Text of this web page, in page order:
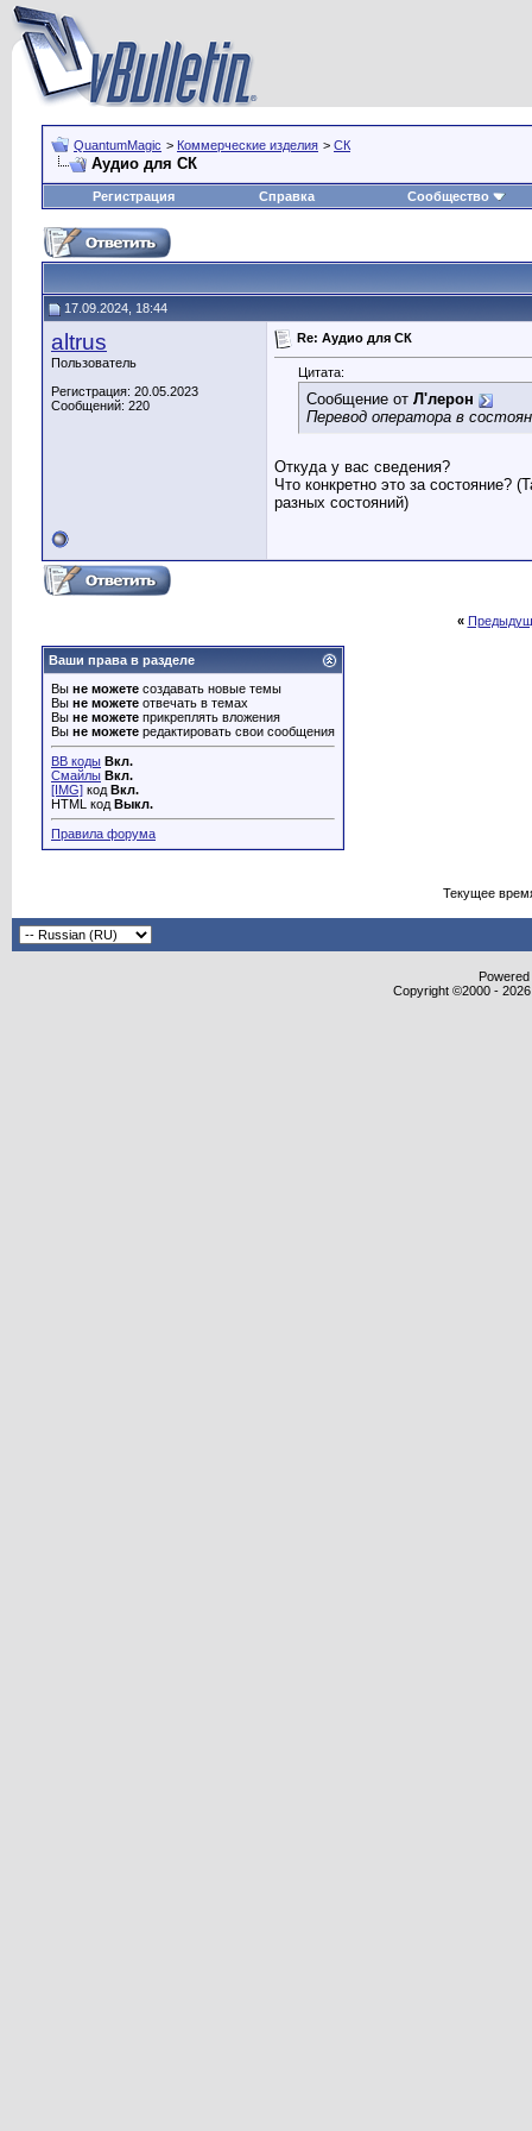
QuantumMagic > Коммерческие изделия > СК
Аудио для СК
Регистрация Справка Сообщество
17.09.2024, 18:44
altrus
Пользователь
Регистрация: 20.05.2023
Сообщений: 220
Re: Аудио для СК
Цитата:
Сообщение от Л'лерон
Перевод оператора в
Откуда у вас сведения?
Что конкретно это за состояние?
разных состояний)
«
Ваши права в разделе
Вы не можете создавать новые темы
Вы не можете отвечать в темах
Вы не можете прикреплять вложения
Вы не можете редактировать свои сообщения
BB коды Вкл.
Смайлы Вкл.
[IMG] код Вкл.
HTML код Выкл.
Правила форума
Текущее
Copyright ©2000 -